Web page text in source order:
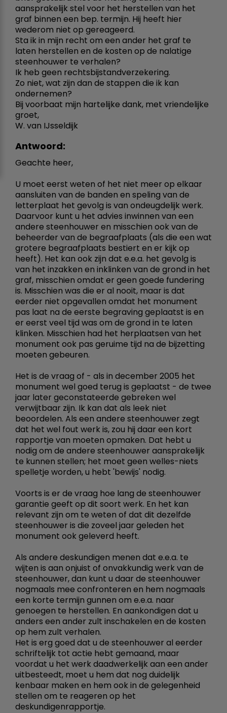
aansprakelijk stel voor het herstellen van het
graf binnen een bep. termijn. Hij heeft hier
wederom niet op gereageerd.
Sta ik in mijn recht om een ander het graf te
laten herstellen en de kosten op de nalatige
steenhouwer te verhalen?
Ik heb geen rechtsbijstandverzekering.
Zo niet, wat zijn dan de stappen die ik kan
ondernemen?
Bij voorbaat mijn hartelijke dank, met vriendelijke
groet,
W. van IJsseldijk
Antwoord:
Geachte heer,
U moet eerst weten of het niet meer op elkaar
aansluiten van de banden en speling van de
letterplaat het gevolg is van ondeugdelijk werk.
Daarvoor kunt u het advies inwinnen van een
andere steenhouwer en misschien ook van de
beheerder van de begraafplaats (als die een wat
grotere begraafplaats bestiert en er kijk op
heeft). Het kan ook zijn dat e.e.a. het gevolg is
van het inzakken en inklinken van de grond in het
graf, misschien omdat er geen goede fundering
is. Misschien was die er al nooit, maar is dat
eerder niet opgevallen omdat het monument
pas laat na de eerste begraving geplaatst is en
er eerst veel tijd was om de grond in te laten
klinken. Misschien had het herplaatsen van het
monument ook pas geruime tijd na de bijzetting
moeten gebeuren.
Het is de vraag of - als in december 2005 het
monument wel goed terug is geplaatst - de twee
jaar later geconstateerde gebreken wel
verwijtbaar zijn. Ik kan dat als leek niet
beoordelen. Als een andere steenhouwer zegt
dat het wel fout werk is, zou hij daar een kort
rapportje van moeten opmaken. Dat hebt u
nodig om de andere steenhouwer aansprakelijk
te kunnen stellen; het moet geen welles-niets
spelletje worden, u hebt 'bewijs' nodig.
Voorts is er de vraag hoe lang de steenhouwer
garantie geeft op dit soort werk. En het kan
relevant zijn om te weten of dat dit dezelfde
steenhouwer is die zoveel jaar geleden het
monument ook geleverd heeft.
Als andere deskundigen menen dat e.e.a. te
wijten is aan onjuist of onvakkundig werk van de
steenhouwer, dan kunt u daar de steenhouwer
nogmaals mee confronteren en hem nogmaals
een korte termijn gunnen om e.e.a. naar
genoegen te herstellen. En aankondigen dat u
anders een ander zult inschakelen en de kosten
op hem zult verhalen.
Het is erg goed dat u de steenhouwer al eerder
schriftelijk tot actie hebt gemaand, maar
voordat u het werk daadwerkelijk aan een ander
uitbesteedt, moet u hem dat nog duidelijk
kenbaar maken en hem ook in de gelegenheid
stellen om te reageren op het
deskundigenrapportje.